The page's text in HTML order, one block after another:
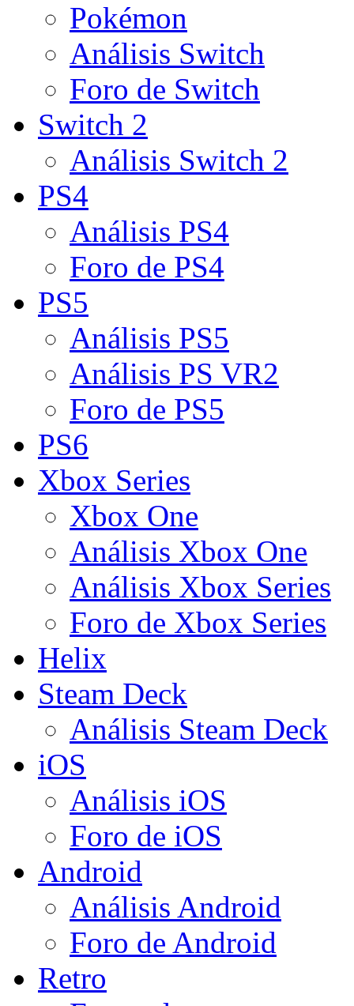
Pokémon
Análisis Switch
Foro de Switch
Switch 2
Análisis Switch 2
PS4
Análisis PS4
Foro de PS4
PS5
Análisis PS5
Análisis PS VR2
Foro de PS5
PS6
Xbox Series
Xbox One
Análisis Xbox One
Análisis Xbox Series
Foro de Xbox Series
Helix
Steam Deck
Análisis Steam Deck
iOS
Análisis iOS
Foro de iOS
Android
Análisis Android
Foro de Android
Retro